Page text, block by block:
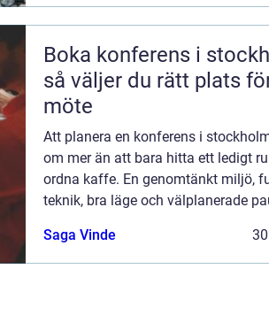
Boka konferens i
så väljer du rätt plats
möte
Att planera en konferens i
om mer än att bara hitta ett ledigt
ordna kaffe. En genomtänkt miljö,
teknik, bra läge och välplanerade
hur mycket som faktiskt händer ...
Saga Vinde